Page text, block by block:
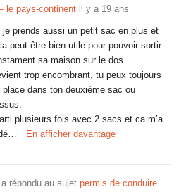
le pays-continent il y a 19 ans
je prends aussi un petit sac en plus et
peut être bien utile pour pouvoir sortir
sa maison sur le dos.
trop encombrant, tu peux toujours
place dans ton deuxième sac ou
plusieurs fois avec 2 sacs et ca m’a
En afficher davantage
a répondu au sujet permis de conduire